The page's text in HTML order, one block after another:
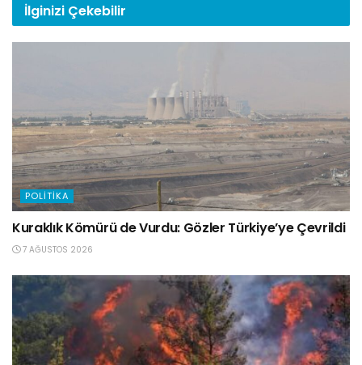
İlginizi Çekebilir
POLITIKA
Kuraklık Kömürü de Vurdu: Gözler Türkiye’ye Çevrildi
7 AĞUSTOS 2026